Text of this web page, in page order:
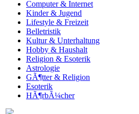
Computer & Internet
Kinder & Jugend
Lifestyle & Freizeit
Belletristik
Kultur & Unterhaltung
Hobby & Haushalt
Religion & Esoterik
Astrologie
GÃ¶tter & Religion
Esoterik
HÃ¶rbÃ¼cher